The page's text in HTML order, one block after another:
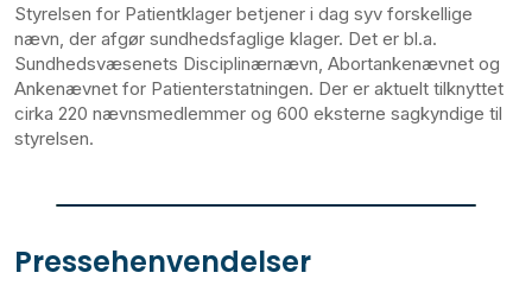
Styrelsen for Patientklager betjener i dag syv forskellige
nævn, der afgør sundhedsfaglige klager. Det er bl.a.
Sundhedsvæsenets Disciplinærnævn, Abortankenævnet og
Ankenævnet for Patienterstatningen. Der er aktuelt tilknyttet
cirka 220 nævnsmedlemmer og 600 eksterne sagkyndige til
styrelsen.
Pressehenvendelser